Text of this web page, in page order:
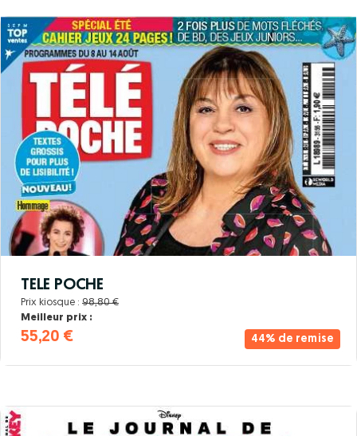
44% de remise
TELE POCHE
Prix kiosque : 98,80 €
Meilleur prix :
55,20 €